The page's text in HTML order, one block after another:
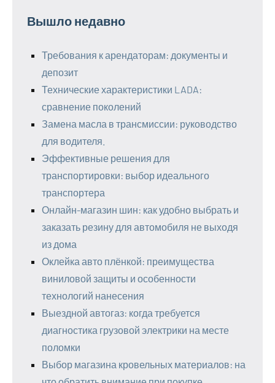
Вышло недавно
Требования к арендаторам: документы и
депозит
Технические характеристики LADA:
сравнение поколений
Замена масла в трансмиссии: руководство
для водителя.
Эффективные решения для
транспортировки: выбор идеального
транспортера
Онлайн-магазин шин: как удобно выбрать и
заказать резину для автомобиля не выходя
из дома
Оклейка авто плёнкой: преимущества
виниловой защиты и особенности
технологий нанесения
Выездной автогаз: когда требуется
диагностика грузовой электрики на месте
поломки
Выбор магазина кровельных материалов: на